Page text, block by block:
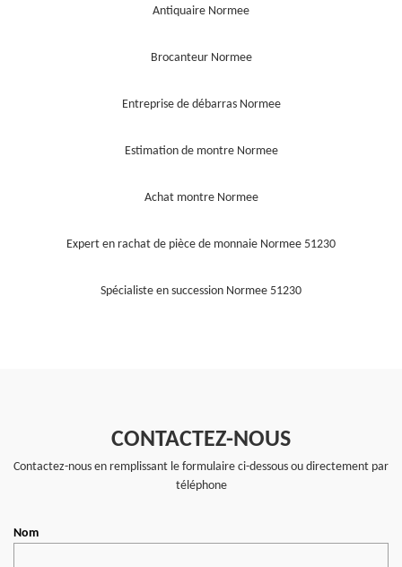
Antiquaire Normee
Brocanteur Normee
Entreprise de débarras Normee
Estimation de montre Normee
Achat montre Normee
Expert en rachat de pièce de monnaie Normee 51230
Spécialiste en succession Normee 51230
CONTACTEZ-NOUS
Contactez-nous en remplissant le formulaire ci-dessous ou directement par
téléphone
Nom